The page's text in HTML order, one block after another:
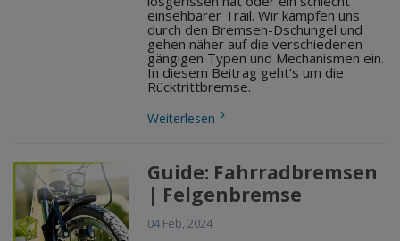
einsehbarer Trail. Wir kämpfen uns
durch den Bremsen-Dschungel und
gehen näher auf die verschiedenen
gängigen Typen und Mechanismen ein.
In diesem Beitrag geht’s um die
Rücktrittbremse.
Weiterlesen
Guide: Fahrradbremsen
| Felgenbremse
04 Feb, 2024